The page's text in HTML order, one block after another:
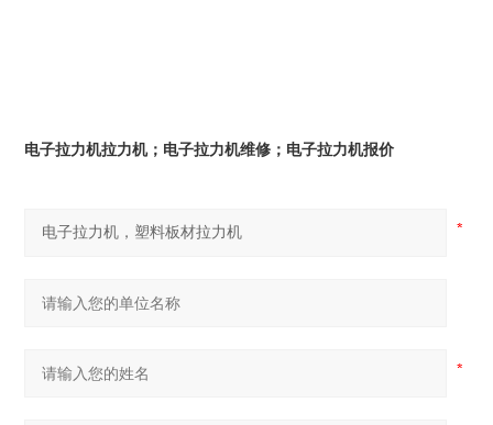
电子拉力机拉力机；电子拉力机维修；电子拉力机报价